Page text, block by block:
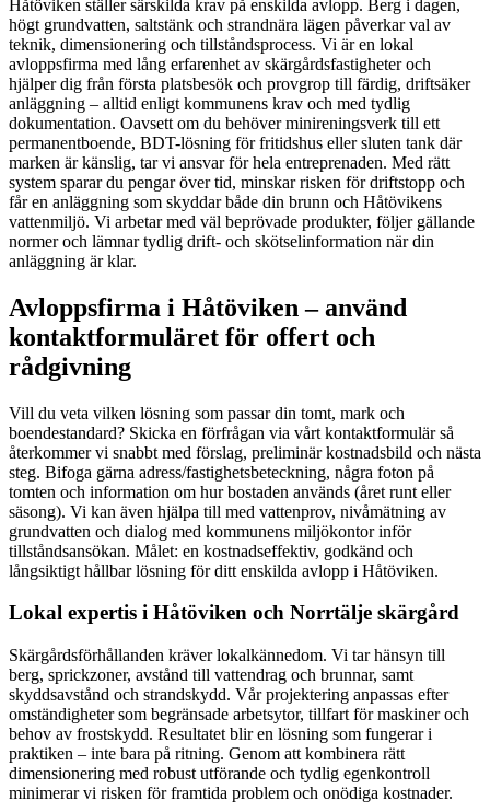
Håtöviken ställer särskilda krav på enskilda avlopp. Berg i dagen,
högt grundvatten, saltstänk och strandnära lägen påverkar val av
teknik, dimensionering och tillståndsprocess. Vi är en lokal
avloppsfirma med lång erfarenhet av skärgårdsfastigheter och
hjälper dig från första platsbesök och provgrop till färdig, driftsäker
anläggning – alltid enligt kommunens krav och med tydlig
dokumentation. Oavsett om du behöver minireningsverk till ett
permanentboende, BDT-lösning för fritidshus eller sluten tank där
marken är känslig, tar vi ansvar för hela entreprenaden. Med rätt
system sparar du pengar över tid, minskar risken för driftstopp och
får en anläggning som skyddar både din brunn och Håtövikens
vattenmiljö. Vi arbetar med väl beprövade produkter, följer gällande
normer och lämnar tydlig drift- och skötselinformation när din
anläggning är klar.
Avloppsfirma i Håtöviken – använd
kontaktformuläret för offert och
rådgivning
Vill du veta vilken lösning som passar din tomt, mark och
boendestandard? Skicka en förfrågan via vårt kontaktformulär så
återkommer vi snabbt med förslag, preliminär kostnadsbild och nästa
steg. Bifoga gärna adress/fastighetsbeteckning, några foton på
tomten och information om hur bostaden används (året runt eller
säsong). Vi kan även hjälpa till med vattenprov, nivåmätning av
grundvatten och dialog med kommunens miljökontor inför
tillståndsansökan. Målet: en kostnadseffektiv, godkänd och
långsiktigt hållbar lösning för ditt enskilda avlopp i Håtöviken.
Lokal expertis i Håtöviken och Norrtälje skärgård
Skärgårdsförhållanden kräver lokalkännedom. Vi tar hänsyn till
berg, sprickzoner, avstånd till vattendrag och brunnar, samt
skyddsavstånd och strandskydd. Vår projektering anpassas efter
omständigheter som begränsade arbetsytor, tillfart för maskiner och
behov av frostskydd. Resultatet blir en lösning som fungerar i
praktiken – inte bara på ritning. Genom att kombinera rätt
dimensionering med robust utförande och tydlig egenkontroll
minimerar vi risken för framtida problem och onödiga kostnader.